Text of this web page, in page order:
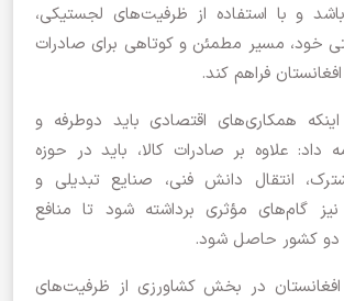
و با استفاده از ظرفیت‌های لجستیکی،
خود، مسیر مطمئن و کوتاهی برای صادرات
فراهم کند.
همکاری‌های اقتصادی باید دوطرفه و
داد: علاوه بر صادرات کالا، باید در حوزه
انتقال دانش فنی، صنایع تبدیلی و
گام‌های مؤثری برداشته شود تا منافع
دو کشور حاصل شود.
در بخش کشاورزی از ظرفیت‌های